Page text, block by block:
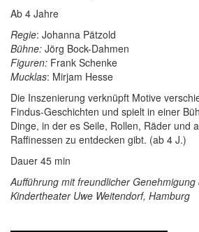
Ab 4 Jahre
Regie: Johanna Pätzold
Bühne: Jörg Bock-Dahmen
Figuren: Frank Schenke
Mucklas: Mirjam Hesse
Die Inszenierung verknüpft Motive
Findus-Geschichten und spielt in einer
Dinge, in der es Seile, Rollen, Räder und
Raffinessen zu entdecken gibt. (ab 4 J.)
Dauer 45 min
Aufführung mit freundlicher
Kindertheater Uwe Weitendorf, Hamburg